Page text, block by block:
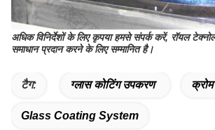
अधिक विनिर्देशों के लिए कृपया हमसे संपर्क करें, रॉयल
समाधान प्रदान करने के लिए सम्मानित है।
टैग: ग्लास कोटिंग उपकरण
Glass Coating System